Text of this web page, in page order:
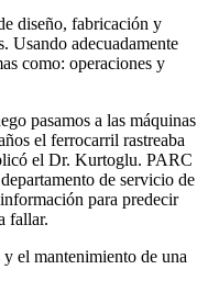
diseño, fabricación y
Usando adecuadamente
como: operaciones y
pasamos a las máquinas
el ferrocarril rastreaba
el Dr. Kurtoglu. PARC
de servicio de
para predecir
fallar.
el mantenimiento de una